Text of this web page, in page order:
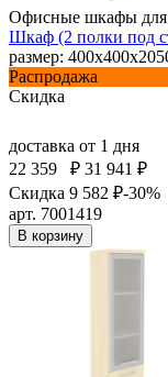
Офисные шкафы для
Шкаф (2 полки под
размер:
Распродажа
Скидка
доставка от 1 дня
22 359
₽ 31 941 ₽
Скидка 9 582 ₽-30%
арт. 7001419
В корзину